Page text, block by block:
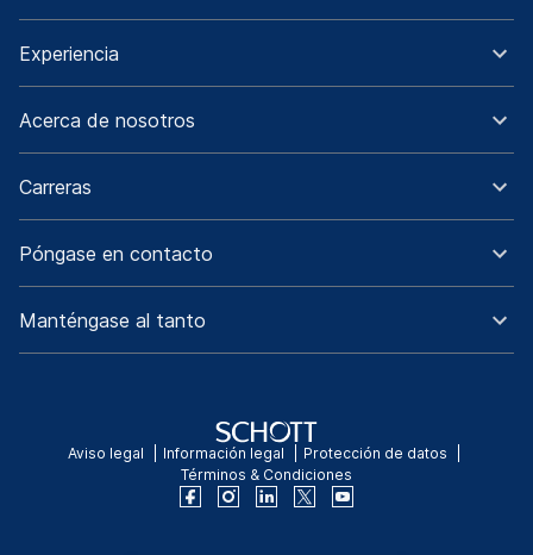
Experiencia
Acerca de nosotros
Carreras
Póngase en contacto
Manténgase al tanto
Aviso legal Información legal
Protección de datos
Términos & Condiciones